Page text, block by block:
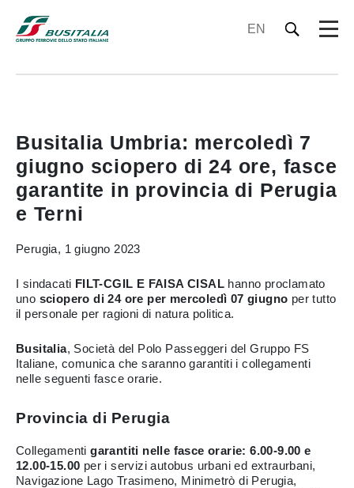
EN
Busitalia Umbria: mercoledì 7
giugno sciopero di 24 ore, fasce
garantite in provincia di Perugia
e Terni
Perugia, 1 giugno 2023
I sindacati FILT-CGIL E FAISA CISAL hanno proclamato
uno sciopero di 24 ore per mercoledì 07 giugno per tutto
il personale per ragioni di natura politica.
Busitalia, Società del Polo Passeggeri del Gruppo FS
Italiane, comunica che saranno garantiti i collegamenti
nelle seguenti fasce orarie.
Provincia di Perugia
Collegamentigarantiti nelle fasce orarie: 6.00-9.00 e
12.00-15.00 per i servizi autobus urbani ed extraurbani,
Navigazione Lago Trasimeno, Minimetrò di Perugia,